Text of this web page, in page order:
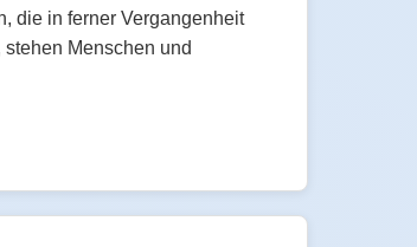
die in ferner Vergangenheit
Menschen und